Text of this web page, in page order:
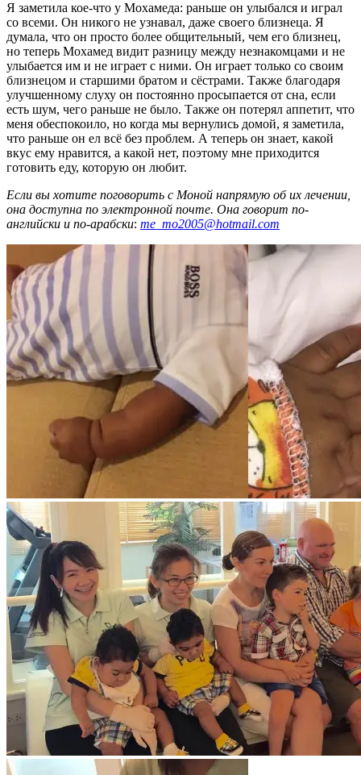
Я заметила кое-что у Мохамеда: раньше он улыбался и играл
со всеми. Он никого не узнавал, даже своего близнеца. Я
думала, что он просто более общительный, чем его близнец,
но теперь Мохамед видит разницу между незнакомцами и не
улыбается им и не играет с ними. Он играет только со своим
близнецом и старшими братом и сёстрами. Также благодаря
улучшенному слуху он постоянно просыпается от сна, если
есть шум, чего раньше не было. Также он потерял аппетит, что
меня обеспокоило, но когда мы вернулись домой, я заметила,
что раньше он ел всё без проблем. А теперь он знает, какой
вкус ему нравится, а какой нет, поэтому мне приходится
готовить еду, которую он любит.
Если вы хотите поговорить с Моной напрямую об их лечении,
она доступна по электронной почте. Она говорит по-
английски и по-арабски: me_mo2005@hotmail.com